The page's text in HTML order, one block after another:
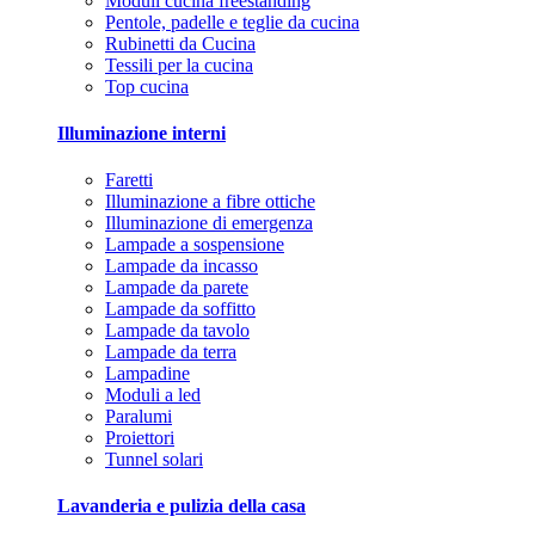
Pentole, padelle e teglie da cucina
Rubinetti da Cucina
Tessili per la cucina
Top cucina
Illuminazione interni
Faretti
Illuminazione a fibre ottiche
Illuminazione di emergenza
Lampade a sospensione
Lampade da incasso
Lampade da parete
Lampade da soffitto
Lampade da tavolo
Lampade da terra
Lampadine
Moduli a led
Paralumi
Proiettori
Tunnel solari
Lavanderia e pulizia della casa